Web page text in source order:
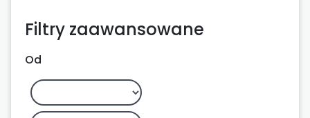
Filtry zaawansowane
Od